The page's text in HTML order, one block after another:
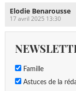
Elodie Benarousse
17 avril 2025 13:30
Famille
Astuces de la